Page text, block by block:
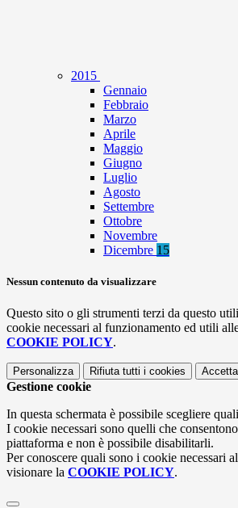
2015
Gennaio
Febbraio
Marzo
Aprile
Maggio
Giugno
Luglio
Agosto
Settembre
Ottobre
Novembre
Dicembre 15
Nessun contenuto da visualizzare
Questo sito o gli strumenti terzi da questo
cookie necessari al funzionamento ed utili
COOKIE POLICY.
Personalizza Rifiuta tutti i cookies
Gestione cookie
In questa schermata è possibile scegliere
I cookie necessari sono quelli che
piattaforma e non è possibile disabilitarli.
Per conoscere quali sono i cookie necessari
visionare la COOKIE POLICY.